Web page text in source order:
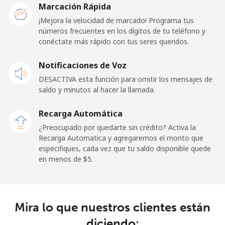
Línea fija ⁦32.5c⁩ 30 min por ⁦$10⁩
⁦33.5c⁩ 29 min por ⁦$10⁩
Cayman Islands
Celular ⁦38.5c⁩
Central African Republic
Marcación Rápida
¡Mejora la velocidad de marcado! Programa tus
números frecuentes en los dígitos de tu teléfono y
conéctate más rápido con tus seres queridos.
Notificaciones de Voz
DESACTIVA esta función para omitir los mensajes de
saldo y minutos al hacer la llamada.
Recarga Automática
¿Preocupado por quedarte sin crédito? Activa la
Recarga Automatica y agregaremos el monto que
especifiques, cada vez que tu saldo disponible quede
en menos de ⁦$5⁩.
Mira lo que nuestros clientes están